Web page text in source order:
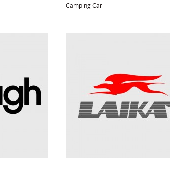
Camping Car